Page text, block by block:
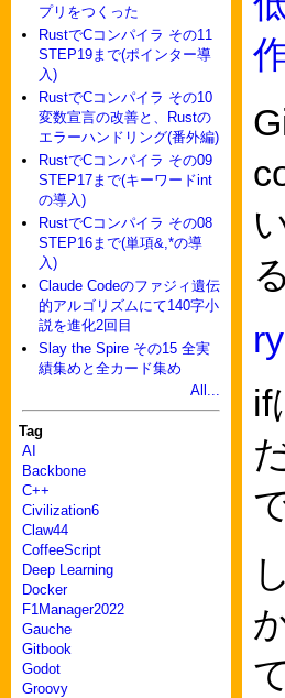
プリをつくった
RustでCコンパイラ その11
STEP19まで(ポインター導
入)
RustでCコンパイラ その10
変数宣言の改善と、Rustの
エラーハンドリング(番外編)
RustでCコンパイラ その09
STEP17まで(キーワードint
の導入)
RustでCコンパイラ その08
STEP16まで(単項&,*の導
入)
Claude Codeのファジィ遺伝
的アルゴリズムにて140字小
説を進化2回目
Slay the Spire その15 全実
績集めと全カード集め
All...
Tag
AI
Backbone
C++
Civilization6
Claw44
CoffeeScript
Deep Learning
Docker
F1Manager2022
Gauche
Gitbook
Godot
Groovy
if